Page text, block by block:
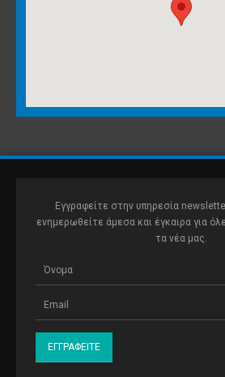
Εγγραφείτε στην υπηρεσία
ενημερωθείτε άμεσα και έγκαιρα για
τα νέα μας.